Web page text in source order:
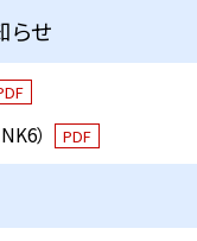
らせ
） PDF